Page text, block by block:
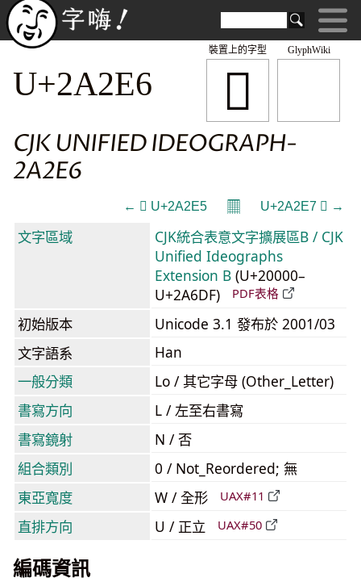
GlyphWiki
𪋦
裝置上的字型
U+2A2E6
CJK UNIFIED IDEOGRAPH-
2A2E6
← 𪋥 U+2A2E5 𝄜 U+2A2E7 𪋧 →
文字區域
CJK統合表意文字擴展區B / CJK
Unified Ideographs
Extension B (U+20000–
U+2A6DF)
PDF表格
初始版本
Unicode 3.1 發布於 2001/03
文字語系
Han
一般分類
Lo / 其它字母 (Other_Letter)
書寫方向
L / 左至右書寫
書寫鏡射
N / 否
組合類別
0 / Not_Reordered; 無
東亞寬度
W / 全形 UAX#11
直排方向 U / 正立 UAX#50
編碼資訊